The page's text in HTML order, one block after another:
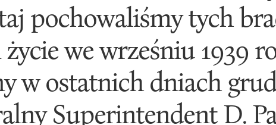
pochowaliśmy tych
we wrześniu 1939
w ostatnich dniach
Superintendent D.